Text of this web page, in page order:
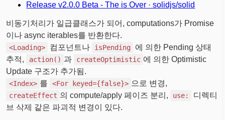
Release v2.0.0 Beta - The is Over · solidjs/solid
비동기처리가 일급클래스가 되어, computations가 Promise
이나 async iterables를 반환한다.
<Loading> 컴포넌트나 isPending
에 의한 Pending 상태
추적,
action() 과 createOptimistic 에 의한 Optimistic
Update 구조가 추가됨.
<Index> 를 <For keyed={false}> 으로 변경,
createEffect 의 compute/apply 페이즈 분리, use:
디렉티
브 삭제 같은 파괴적 변경이 있다.